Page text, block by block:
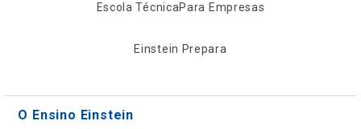
Escola TécnicaPara Empresas
Einstein Prepara
O Ensino Einstein